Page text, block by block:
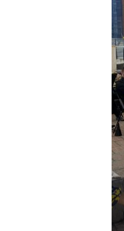
K
R
T
E
R
R
C
R
U
C
E
S